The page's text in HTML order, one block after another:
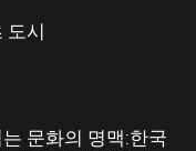
도시
문화의 명맥:한국